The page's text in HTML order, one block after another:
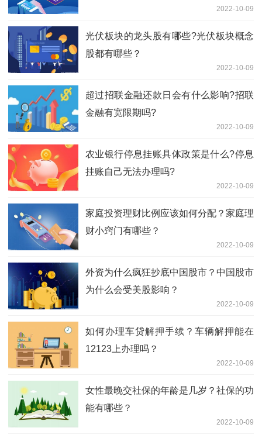
2022-10-09
光伏板块的龙头股有哪些?光伏板块概念
股都有哪些？
2022-10-09
超过招联金融还款日会有什么影响?招联
金融有宽限期吗?
2022-10-09
农业银行停息挂账具体政策是什么?停息
挂账自己无法办理吗?
2022-10-09
家庭投资理财比例应该如何分配？家庭理
财小窍门有哪些？
2022-10-09
外资为什么疯狂抄底中国股市？中国股市
为什么会受美股影响？
2022-10-09
如何办理车贷解押手续？车辆解押能在
12123上办理吗？
2022-10-09
女性最晚交社保的年龄是几岁？社保的功
能有哪些？
2022-10-09